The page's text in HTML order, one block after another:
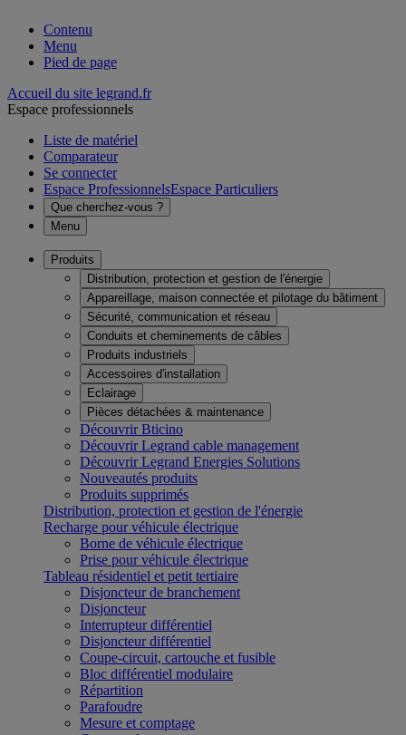
Contenu
Menu
Pied de page
Accueil du site legrand.fr
Espace professionnels
Liste de matériel
Comparateur
Se connecter
Espace ProfessionnelsEspace Particuliers
Que cherchez-vous ?
Menu
Produits
Distribution, protection et gestion de l'énergie
Appareillage, maison connectée et pilotage du bâtiment
Sécurité, communication et réseau
Conduits et cheminements de câbles
Produits industriels
Accessoires d'installation
Eclairage
Pièces détachées & maintenance
Découvrir Bticino
Découvrir Legrand cable management
Découvrir Legrand Energies Solutions
Nouveautés produits
Produits supprimés
Distribution, protection et gestion de l'énergie
Recharge pour véhicule électrique
Borne de véhicule électrique
Prise pour véhicule électrique
Tableau résidentiel et petit tertiaire
Disjoncteur de branchement
Disjoncteur
Interrupteur différentiel
Disjoncteur différentiel
Coupe-circuit, cartouche et fusible
Bloc différentiel modulaire
Répartition
Parafoudre
Mesure et comptage